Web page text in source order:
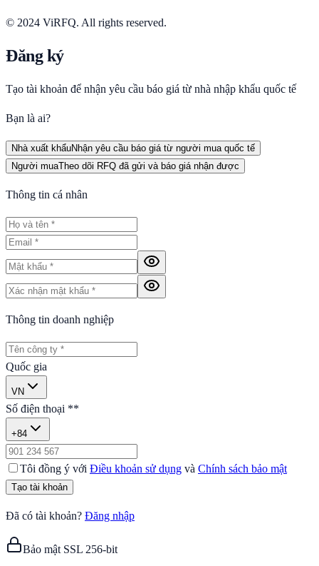
© 2024 ViRFQ. All rights reserved.
Đăng ký
Tạo tài khoản để nhận yêu cầu báo giá từ nhà nhập khẩu quốc tế
Bạn là ai?
Nhà xuất khẩuNhận yêu cầu báo giá từ người mua quốc tế
Người muaTheo dõi RFQ đã gửi và báo giá nhận được
Thông tin cá nhân
Thông tin doanh nghiệp
Quốc gia
VN
Số điện thoại **
+84
Tôi đồng ý với Điều khoản sử dụng và Chính sách bảo mật
Tạo tài khoản
Đã có tài khoản? Đăng nhập
Bảo mật SSL 256-bit